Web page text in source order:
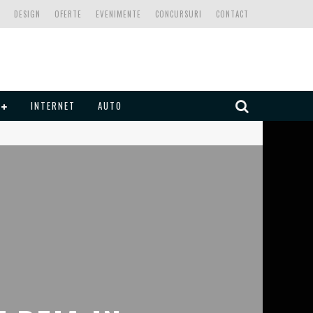
CONTACT
CONCURSURI
EVENIMENTE
OFERTE
DESIGN
INTERNET AUTO